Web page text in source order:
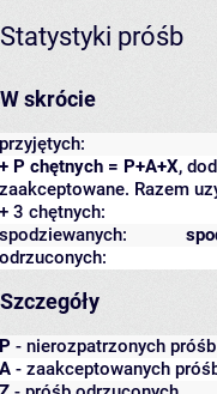
Statystyki próśb
W skrócie
przyjętych:
+ P chętnych = P+A+X,
zaakceptowane. Razem
+ 3 chętnych:
spodziewanych:
odrzuconych:
Szczegóły
P - nierozpatrzonych próśb
A - zaakceptowanych